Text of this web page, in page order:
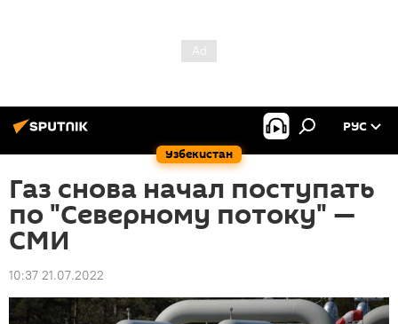
Узбекистан
РУС
Газ снова начал поступать
по "Северному потоку" —
СМИ
10:37 21.07.2022